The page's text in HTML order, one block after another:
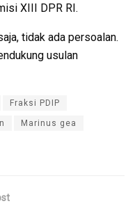
XIII DPR RI.
tidak ada persoalan.
usulan
Fraksi PDIP
Marinus gea